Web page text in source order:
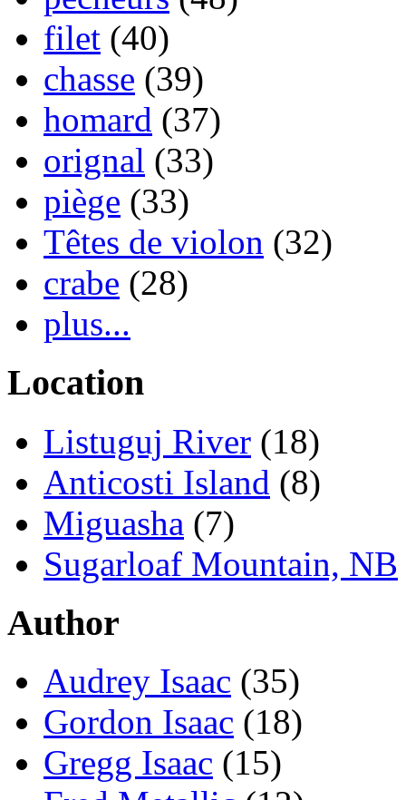
filet (40)
chasse (39)
homard (37)
orignal (33)
piège (33)
Têtes de violon (32)
crabe (28)
plus...
Location
Listuguj River (18)
Anticosti Island (8)
Miguasha (7)
Sugarloaf Mountain, NB
Author
Audrey Isaac (35)
Gordon Isaac (18)
Gregg Isaac (15)